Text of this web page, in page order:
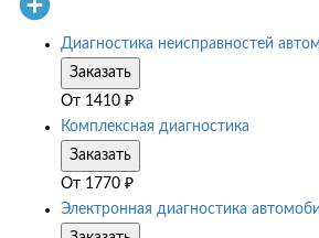
Диагностика неисправностей
Заказать
От 1410 ₽
Комплексная диагностика
Заказать
От 1770 ₽
Электронная диагностика